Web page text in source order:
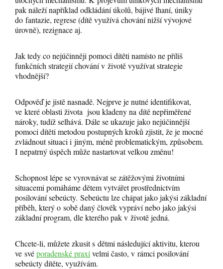
pak náleží například odkládání úkolů, bájivé lhaní, úniky
do fantazie, regrese (dítě využívá chování nižší vývojové
úrovně), rezignace aj.
Jak tedy co nejúčinněji pomoci dítěti namísto ne příliš
funkčních strategií chování v životě využívat strategie
vhodnější?
Odpověď je jistě nasnadě. Nejprve je nutné identifikovat,
ve které oblasti života jsou kladeny na dítě nepřiměřené
nároky, tudíž selhává. Dále se ukazuje jako nejúčinnější
pomoci dítěti metodou postupných kroků zjistit, že je mocné
zvládnout situaci i jiným, méně problematickým, způsobem.
I nepatrný úspěch může nastartovat velkou změnu!
Schopnost lépe se vyrovnávat se zátěžovými životními
situacemi pomáháme dětem vytvářet prostřednictvím
posilování sebeúcty. Sebeúctu lze chápat jako jakýsi základní
příběh, který o sobě daný člověk vypráví nebo jako jakýsi
základní program, dle kterého pak v životě jedná.
Chcete-li, můžete zkusit s dětmi následující aktivitu, kterou
ve svéporadenské praxi velmi často, v rámci posilování
sebeúcty dítěte, využívám.